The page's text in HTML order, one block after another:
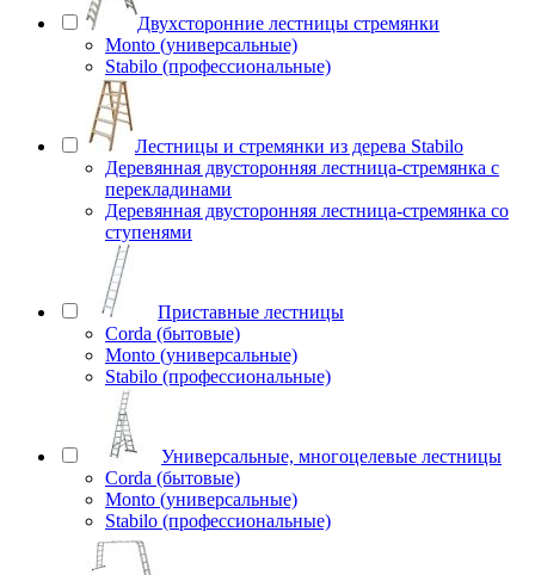
Двухсторонние лестницы стремянки
Monto (универсальные)
Stabilo (профессиональные)
Лестницы и стремянки из дерева Stabilo
Деревянная двусторонняя лестница-стремянка с
перекладинами
Деревянная двусторонняя лестница-стремянка со
ступенями
Приставные лестницы
Corda (бытовые)
Monto (универсальные)
Stabilo (профессиональные)
Универсальные, многоцелевые лестницы
Corda (бытовые)
Monto (универсальные)
Stabilo (профессиональные)